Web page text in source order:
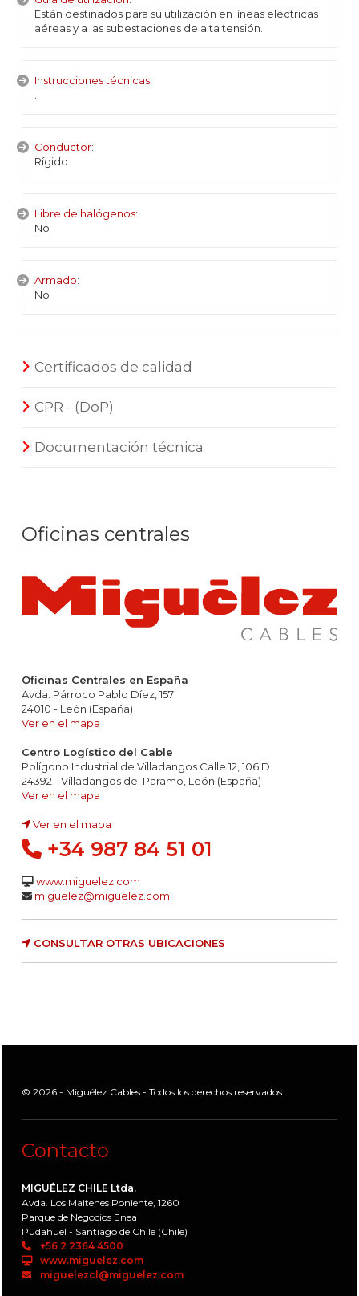
Están destinados para su utilización en líneas eléctricas
aéreas y a las subestaciones de alta tensión.
Instrucciones técnicas:
Conductor:
Rígido
Libre de halógenos:
No
Armado:
No
Certificados de calidad
CPR - (DoP)
Documentación técnica
Oficinas centrales
Oficinas Centrales en España
Avda. Párroco Pablo Díez, 157
24010 - León (España)
Ver en el mapa
Centro Logístico del Cable
Polígono Industrial de Villadangos Calle 12, 106 D
24392 - Villadangos del Paramo, León (España)
Ver en el mapa
Ver en el mapa
+34 987 84 51 01
www.miguelez.com
miguelez@miguelez.com
CONSULTAR OTRAS UBICACIONES
© 2026 - Miguélez Cables - Todos los derechos reservados
Contacto
MIGUÉLEZ CHILE Ltda.
Avda. Los Maitenes Poniente, 1260
Parque de Negocios Enea
Pudahuel - Santiago de Chile (Chile)
+56 2 2364 4500
www.miguelez.com
miguelezcl@miguelez.com